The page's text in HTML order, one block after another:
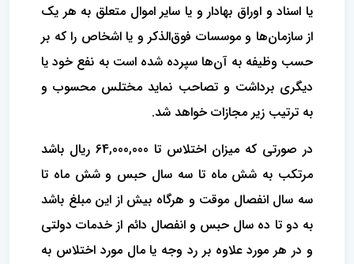
یا اسناد و اوراق بهادار و یا سایر اموال متعلق به هر یک‌
از سازمان‌ها و موسسات فوق‌الذکر و یا اشخاص را که بر
حسب وظیفه به آن‌ها سپرده شده است به نفع خود یا
دیگری برداشت و تصاحب نماید مختلس‌ محسوب و
به ترتیب زیر مجازات خواهد شد.
در صورتی که میزان اختلاس تا 64,000,000 ریال باشد
مرتکب به شش ماه تا سه سال حبس و شش ماه تا‌
سه سال انفصال موقت و هرگاه بیش از این مبلغ باشد
به دو تا ده سال حبس و انفصال دائم از خدمات دولتی
و در هر مورد علاوه بر رد وجه یا مال ‌مورد اختلاس به